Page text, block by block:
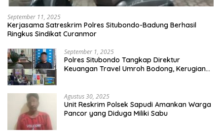
September 11, 2025
Kerjasama Satreskrim Polres Situbondo-Badung Berhasil
Ringkus Sindikat Curanmor
September 1, 2025
Polres Situbondo Tangkap Direktur
Keuangan Travel Umroh Bodong, Kerugian
Agustus 30, 2025
Unit Reskrim Polsek Sapudi Amankan Warga
Pancor yang Diduga Miliki Sabu